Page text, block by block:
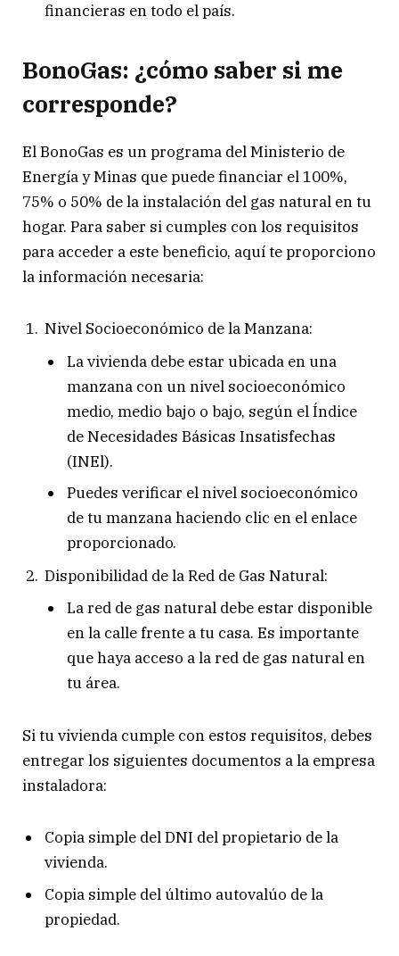
financieras en todo el país.
BonoGas: ¿cómo saber si me
corresponde?
El BonoGas es un programa del Ministerio de
Energía y Minas que puede financiar el 100%,
75% o 50% de la instalación del gas natural en tu
hogar. Para saber si cumples con los requisitos
para acceder a este beneficio, aquí te proporciono
la información necesaria:
Nivel Socioeconómico de la Manzana:
La vivienda debe estar ubicada en una
manzana con un nivel socioeconómico
medio, medio bajo o bajo, según el Índice
de Necesidades Básicas Insatisfechas
(INEl).
Puedes verificar el nivel socioeconómico
de tu manzana haciendo clic en el enlace
proporcionado.
Disponibilidad de la Red de Gas Natural:
La red de gas natural debe estar disponible
en la calle frente a tu casa. Es importante
que haya acceso a la red de gas natural en
tu área.
Si tu vivienda cumple con estos requisitos, debes
entregar los siguientes documentos a la empresa
instaladora:
Copia simple del DNI del propietario de la
vivienda.
Copia simple del último autovalúo de la
propiedad.